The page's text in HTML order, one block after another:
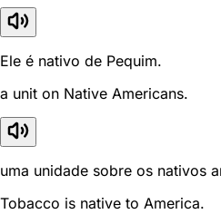
Ele é nativo de Pequim.
a unit on Native Americans.
uma unidade sobre os nativos
Tobacco is native to America.